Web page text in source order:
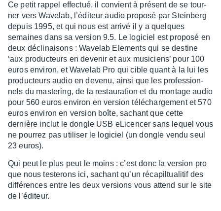
Ce petit rappel effec­tué, il convient à présent de se tour­
ner vers Wave­lab, l’édi­teur audio proposé par Stein­berg
depuis 1995, et qui nous est arrivé il y a quelques
semaines dans sa version 9.5. Le logi­ciel est proposé en
deux décli­nai­sons : Wave­lab Elements qui se destine
‘aux produc­teurs en deve­nir et aux musi­ciens’ pour 100
euros envi­ron, et Wave­lab Pro qui cible quant à la lui les
produc­teurs audio en devenu, ainsi que les profes­sion­
nels du maste­ring, de la restau­ra­tion et du montage audio
pour 560 euros envi­ron en version télé­char­ge­ment et 570
euros envi­ron en version boîte, sachant que cette
dernière inclut le dongle USB eLicen­cer sans lequel vous
ne pour­rez pas utili­ser le logi­ciel (un dongle vendu seul
23 euros).
Qui peut le plus peut le moins : c’est donc la version pro
que nous teste­rons ici, sachant qu’un réca­pil­tua­li­tif des
diffé­rences entre les deux versions vous attend sur le site
de l’édi­teur.